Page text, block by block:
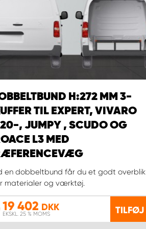
H:272 MM 3-
TIL EXPERT, VIVARO
, JUMPY , SCUDO OG
L3 MED
en dobbeltbund får du et godt overblik
materialer og værktøj.
19 402 DKK
EKSKL. 25 % MOMS TILFØJ